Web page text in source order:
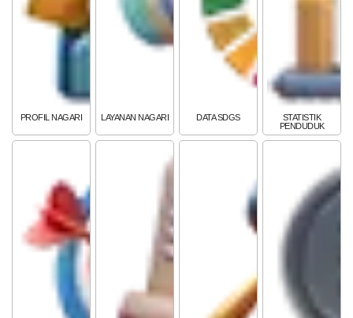
POPULASI
DAFTAR PEMILIH
PROFIL NAGARI LAYANAN NAGARI DATA SDGS
STATISTIK
PENDUDUK